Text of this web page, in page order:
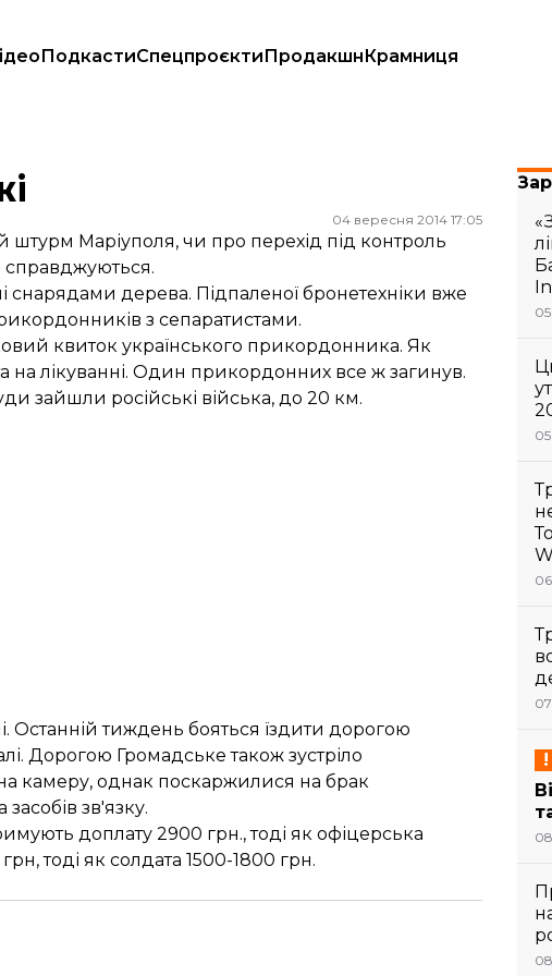
ПодкастиСпецпроєктиПродакшнКрамниця
04 вересня 2014 17:05
Маріуполя, чи про перехід під контроль
справджуються.
снарядами дерева. Підпаленої бронетехніки вже
з сепаратистами.
квиток українського прикордонника. Як
на лікуванні. Один прикордонних все ж загинув.
зайшли російські війська, до 20 км.
Останній тиждень бояться їздити дорогою
Дорогою Громадське також зустріло
камеру, однак поскаржилися на брак
зв'язку.
доплату 2900 грн., тоді як офіцерська
тоді як солдата 1500-1800 грн.